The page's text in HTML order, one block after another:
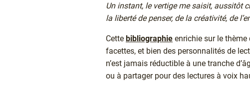
Un instant, le vertige me saisit, aussitôt
la liberté de penser, de la créativité, de
Cette bibliographie enrichie sur le
facettes, et bien des personnalités de
n’est jamais réductible à une tranche
ou à partager pour des lectures à voix